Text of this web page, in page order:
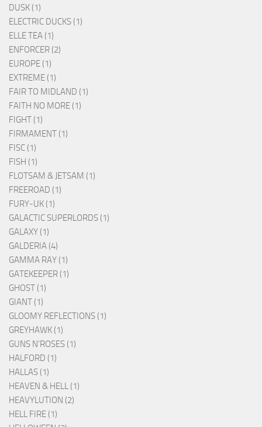
DUSK (1)
ELECTRIC DUCKS (1)
ELLE TEA (1)
ENFORCER (2)
EUROPE (1)
EXTREME (1)
FAIR TO MIDLAND (1)
FAITH NO MORE (1)
FIGHT (1)
FIRMAMENT (1)
FISC (1)
FISH (1)
FLOTSAM & JETSAM (1)
FREEROAD (1)
FURY-UK (1)
GALACTIC SUPERLORDS (1)
GALAXY (1)
GALDERIA (4)
GAMMA RAY (1)
GATEKEEPER (1)
GHOST (1)
GIANT (1)
GLOOMY REFLECTIONS (1)
GREYHAWK (1)
GUNS N'ROSES (1)
HALFORD (1)
HALLAS (1)
HEAVEN & HELL (1)
HEAVYLUTION (2)
HELL FIRE (1)